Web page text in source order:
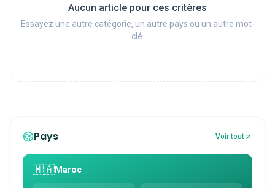
Aucun article pour ces critères
Essayez une autre catégorie, un autre pays ou un autre mot-
clé.
Pays Voir tout
🇲🇦Maroc